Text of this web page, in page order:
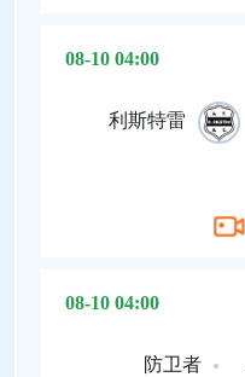
08-10 04:00
利斯特雷
08-10 04:00
防卫者